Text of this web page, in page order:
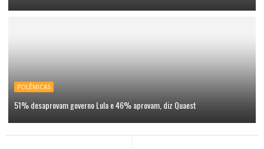
POLÊMICAS
51% desaprovam governo Lula e 46% aprovam, diz Quaest